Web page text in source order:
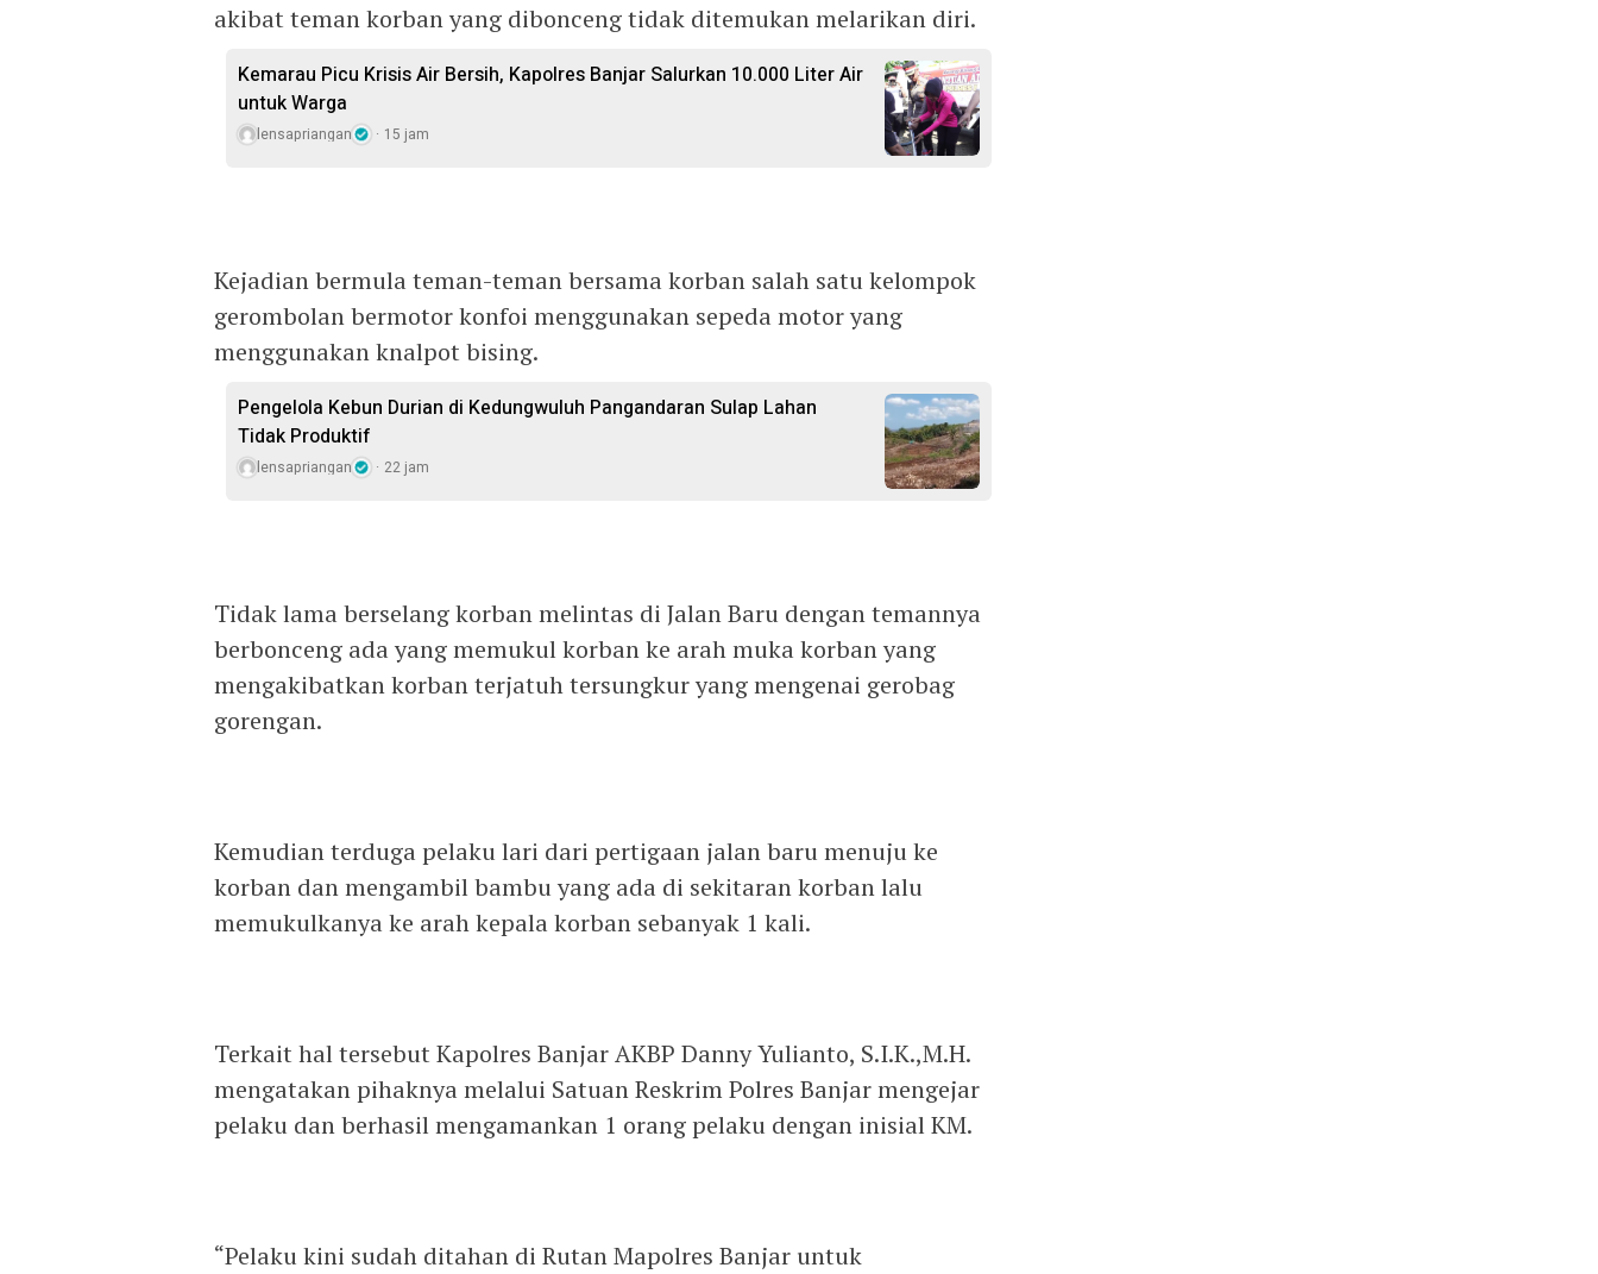
akibat teman korban yang dibonceng tidak ditemukan melarikan diri.
Kemarau Picu Krisis Air Bersih, Kapolres Banjar Salurkan 10.000 Liter Air
untuk Warga
lensapriangan 15 jam
Kejadian bermula teman-teman bersama korban salah satu kelompok
gerombolan bermotor konfoi menggunakan sepeda motor yang
menggunakan knalpot bising.
Pengelola Kebun Durian di Kedungwuluh Pangandaran Sulap Lahan
Tidak Produktif ‎
lensapriangan 22 jam
Tidak lama berselang korban melintas di Jalan Baru dengan temannya
berbonceng ada yang memukul korban ke arah muka korban yang
mengakibatkan korban terjatuh tersungkur yang mengenai gerobag
gorengan.
Kemudian terduga pelaku lari dari pertigaan jalan baru menuju ke
korban dan mengambil bambu yang ada di sekitaran korban lalu
memukulkanya ke arah kepala korban sebanyak 1 kali.
Terkait hal tersebut Kapolres Banjar AKBP Danny Yulianto, S.I.K.,M.H.
mengatakan pihaknya melalui Satuan Reskrim Polres Banjar mengejar
pelaku dan berhasil mengamankan 1 orang pelaku dengan inisial KM.
“Pelaku kini sudah ditahan di Rutan Mapolres Banjar untuk